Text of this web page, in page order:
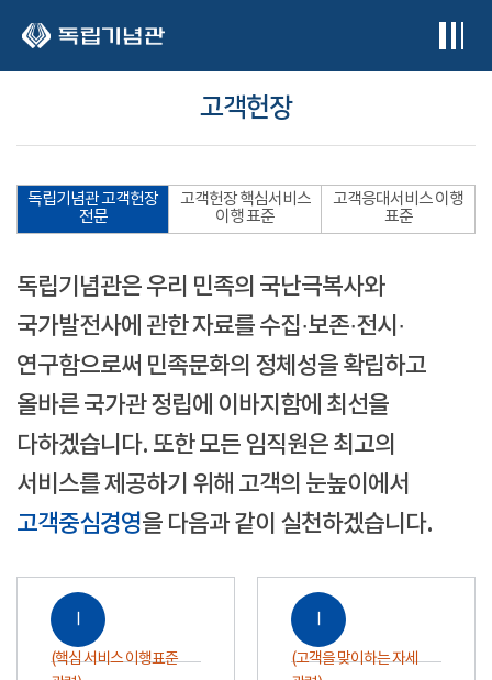
고객헌장
독립기념관 고객헌장
전문
고객헌장 핵심서비스
이행 표준
고객응대서비스 이행
표준
독립기념관은 우리 민족의 국난극복사와
국가발전사에 관한 자료를 수집·보존·전시·
연구함으로써 민족문화의 정체성을 확립하고
올바른 국가관 정립에 이바지함에 최선을
다하겠습니다. 또한 모든 임직원은 최고의
서비스를 제공하기 위해 고객의 눈높이에서
고객중심경영을 다음과 같이 실천하겠습니다.
Ⅰ
(핵심 서비스 이행표준
Ⅰ
(고객을 맞이하는 자세